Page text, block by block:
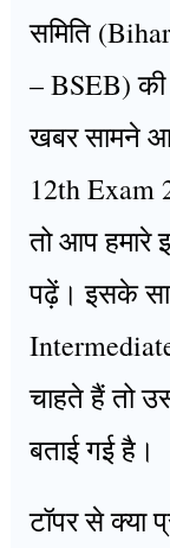
समिति
– BSEB) की
खबर सामने
12th Exam
तो आप हमारे
पढ़ें। इसके
चाहते हैं तो
बताई गई है।
टॉपर से क्या